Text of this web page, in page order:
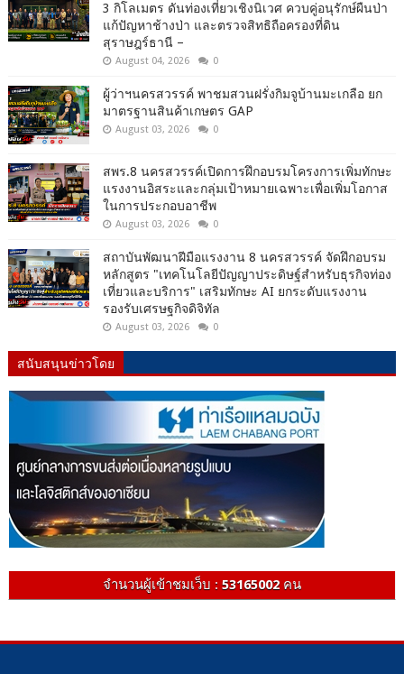
3 กิโลเมตร ดันท่องเที่ยวเชิงนิเวศ ควบคู่อนุรักษ์ผืนป่า
แก้ปัญหาช้างป่า และตรวจสิทธิถือครองที่ดิน
สุราษฎร์ธานี –
August 04, 2026 0
ผู้ว่าฯนครสวรรค์ พาชมสวนฝรั่งกิมจูบ้านมะเกลือ ยก
มาตรฐานสินค้าเกษตร GAP
August 03, 2026 0
สพร.8 นครสวรรค์เปิดการฝึกอบรมโครงการเพิ่มทักษะ
แรงงานอิสระและกลุ่มเป้าหมายเฉพาะเพื่อเพิ่มโอกาส
ในการประกอบอาชีพ
August 03, 2026 0
สถาบันพัฒนาฝีมือแรงงาน 8 นครสวรรค์ จัดฝึกอบรม
หลักสูตร "เทคโนโลยีปัญญาประดิษฐ์สำหรับธุรกิจท่อง
เที่ยวและบริการ" เสริมทักษะ AI ยกระดับแรงงาน
รองรับเศรษฐกิจดิจิทัล
August 03, 2026 0
สนับสนุนข่าวโดย
จำนวนผู้เข้าชมเว็บ : 53165002คน